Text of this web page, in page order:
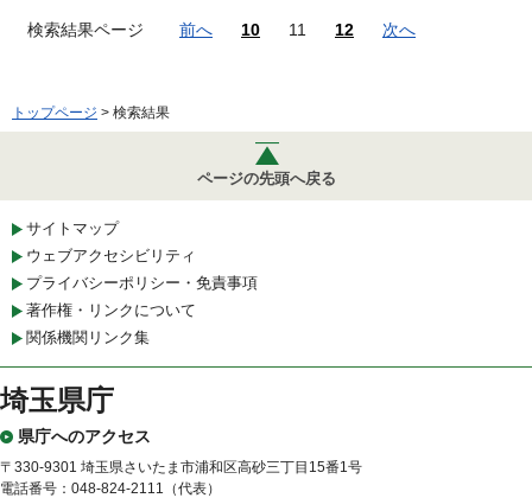
検索結果ページ 前へ 10 11 12 次へ
トップページ > 検索結果
ページの先頭へ戻る
サイトマップ
ウェブアクセシビリティ
プライバシーポリシー・免責事項
著作権・リンクについて
関係機関リンク集
埼玉県庁
県庁へのアクセス
〒330-9301 埼玉県さいたま市浦和区高砂三丁目15番1号
電話番号：048-824-2111（代表）